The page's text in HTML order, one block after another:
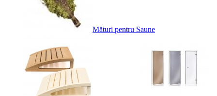
Mături pentru Saune